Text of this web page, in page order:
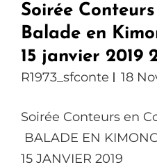
Soirée
Balade en
15 janvier 2019
R1973_sfconte 18
Soirée Conteurs en
BALADE EN
15 JANVIER 2019